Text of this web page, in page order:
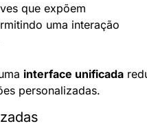
que expõem
uma interação
interface unificada
personalizadas.